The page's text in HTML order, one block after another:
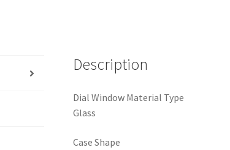
Description
Dial Window Material Type
Glass
Case Shape